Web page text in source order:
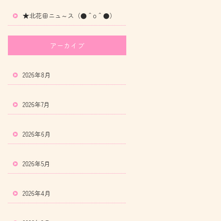
★北花田ニュ～ス（●＾o＾●）
アーカイブ
2026年8月
2026年7月
2026年6月
2026年5月
2026年4月